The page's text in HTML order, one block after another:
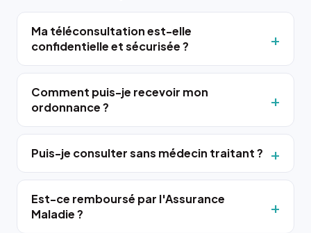
Ma téléconsultation est-elle
confidentielle et sécurisée ?
Comment puis-je recevoir mon
ordonnance ?
Puis-je consulter sans médecin traitant ?
Est-ce remboursé par l'Assurance
Maladie ?